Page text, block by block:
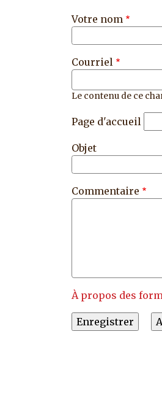
Votre nom
Courriel
Le contenu de ce
Page d'accueil
Objet
Commentaire
À propos des